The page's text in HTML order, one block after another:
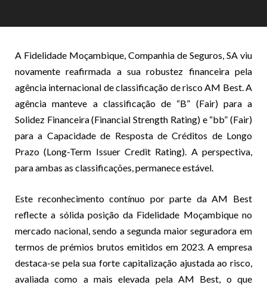
A Fidelidade Moçambique, Companhia de Seguros, SA viu
novamente reafirmada a sua robustez financeira pela
agência internacional de classificação de risco AM Best. A
agência manteve a classificação de “B” (Fair) para a
Solidez Financeira (Financial Strength Rating) e “bb” (Fair)
para a Capacidade de Resposta de Créditos de Longo
Prazo (Long-Term Issuer Credit Rating). A perspectiva,
para ambas as classificações, permanece estável.
Este reconhecimento contínuo por parte da AM Best
reflecte a sólida posição da Fidelidade Moçambique no
mercado nacional, sendo a segunda maior seguradora em
termos de prémios brutos emitidos em 2023. A empresa
destaca-se pela sua forte capitalização ajustada ao risco,
avaliada como a mais elevada pela AM Best, o que